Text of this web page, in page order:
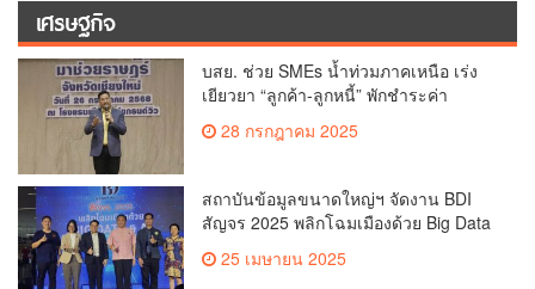
เศรษฐกิจ
บสย. ช่วย SMEs น้ำท่วมภาคเหนือ เร่ง
เยียวยา “ลูกค้า-ลูกหนี้” พักชำระค่า
28 กรกฎาคม 2025
สถาบันข้อมูลขนาดใหญ่ฯ จัดงาน BDI
สัญจร 2025 พลิกโฉมเมืองด้วย Big Data
& AI ครั้งที่ 2 ที่ จ.เชียงใหม่ ผลักดันการใช้
ข้อมูลเพื่อยกระดับเมือง สังคม และ
25 เมษายน 2025